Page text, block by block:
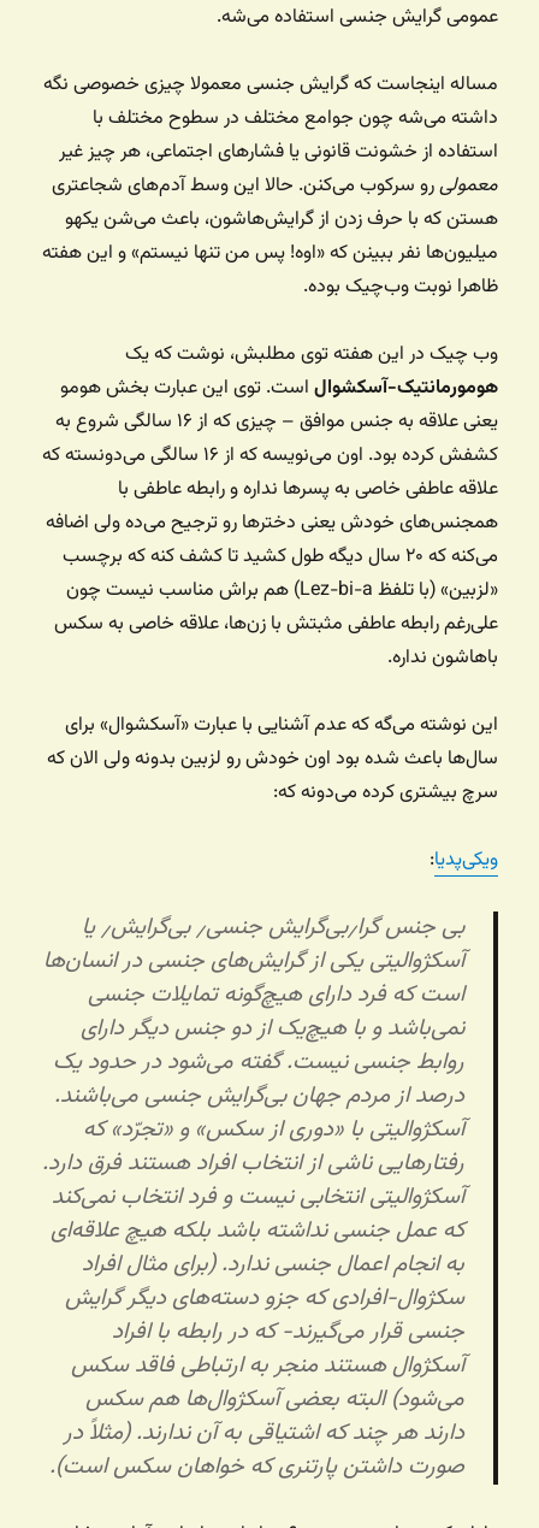
عمومی گرایش جنسی استفاده می‌شه.
مساله اینجاست که گرایش جنسی معمولا چیزی خصوصی نگه
داشته می‌شه چون جوامع مختلف در سطوح مختلف با
استفاده از خشونت قانونی یا فشارهای اجتماعی، هر چیز غیر
معمولیرو سرکوب می‌کنن. حالا این وسط آدم‌های شجاعتری
هستن که با حرف زدن از گرایش‌هاشون، باعث می‌شن یکهو
میلیون‌ها نفر ببینن که «اوه! پس من تنها نیستم» و این هفته
ظاهرا نوبت وب‌چیک بوده.
وب چیک در این هفته توی مطلبش، نوشت که یک
هومورمانتیک-آسکشوال است. توی این عبارت بخش هومو
یعنی علاقه به جنس موافق – چیزی که از ۱۶ سالگی شروع به
کشفش کرده بود. اون می‌نویسه که از ۱۶ سالگی می‌دونسته که
علاقه عاطفی خاصی به پسرها نداره و رابطه عاطفی با
همجنس‌های خودش یعنی دخترها رو ترجیح می‌ده ولی اضافه
می‌کنه که ۲۰ سال دیگه طول کشید تا کشف کنه که برچسب
«لزبین» (با تلفظ Lez-bi-a) هم براش مناسب نیست چون
علی‌رغم رابطه عاطفی مثبتش با زن‌ها، علاقه خاصی به سکس
باهاشون نداره.
این نوشته می‌گه که عدم آشنایی با عبارت «آسکشوال» برای
سال‌ها باعث شده بود اون خودش رو لزبین بدونه ولی الان که
سرچ بیشتری کرده می‌دونه که:
ویکی‌پدیا:
بی جنس گرا٫بی‌گرایش جنسی٫ بی‌گرایش٫ یا
آسکژوالیتی یکی از گرایش‌های جنسی در انسان‌ها
است که فرد دارای هیچ‌گونه تمایلات جنسی
نمی‌باشد و با هیچ‌یک از دو جنس دیگر دارای
روابط جنسی نیست. گفته می‌شود در حدود یک
درصد از مردم جهان بی‌گرایش جنسی می‌باشند.
آسکژوالیتی با «دوری از سکس» و «تجرّد» که
رفتارهایی ناشی از انتخاب افراد هستند فرق دارد.
آسکژوالیتی انتخابی نیست و فرد انتخاب نمی‌کند
که عمل جنسی نداشته باشد بلکه هیچ علاقه‌ای
به انجام اعمال جنسی ندارد. (برای مثال افراد
سکژوال-افرادی که جزو دسته‌های دیگر گرایش
جنسی قرار می‌گیرند- که در رابطه با افراد
آسکژوال هستند منجر به ارتباطی فاقد سکس
می‌شود) البته بعضی آسکژوال‌ها هم سکس
دارند هر چند که اشتیاقی به آن ندارند. (مثلاً در
صورت داشتن پارتنری که خواهان سکس است).